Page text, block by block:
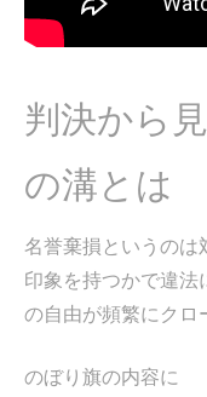
判決から
の溝とは
名誉棄損というのは
印象を持つかで違法
の自由が頻繁にクロ
のぼり旗の内容に